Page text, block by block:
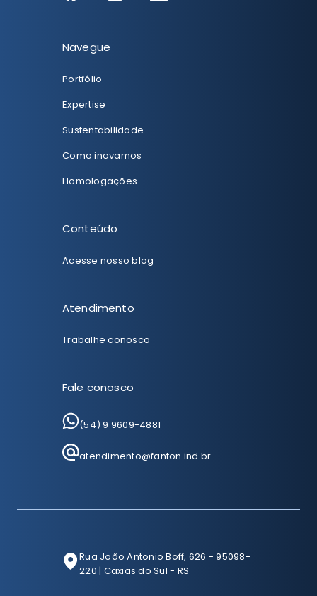
Navegue
Portfólio
Expertise
Sustentabilidade
Como inovamos
Homologações
Conteúdo
Acesse nosso blog
Atendimento
Trabalhe conosco
Fale conosco
(54) 9 9609-4881
atendimento@fanton.ind.br
Rua João Antonio Boff, 626 - 95098-
220 | Caxias do Sul - RS